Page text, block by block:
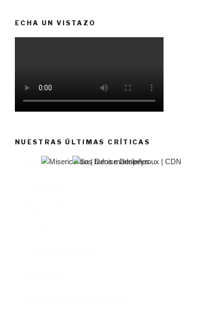
ECHA UN VISTAZO
NUESTRAS ÚLTIMAS CRÍTICAS
El castillo de Lindabridis